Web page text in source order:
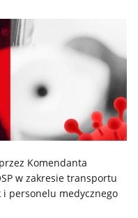
Komendanta
w zakresie transportu
personelu medycznego